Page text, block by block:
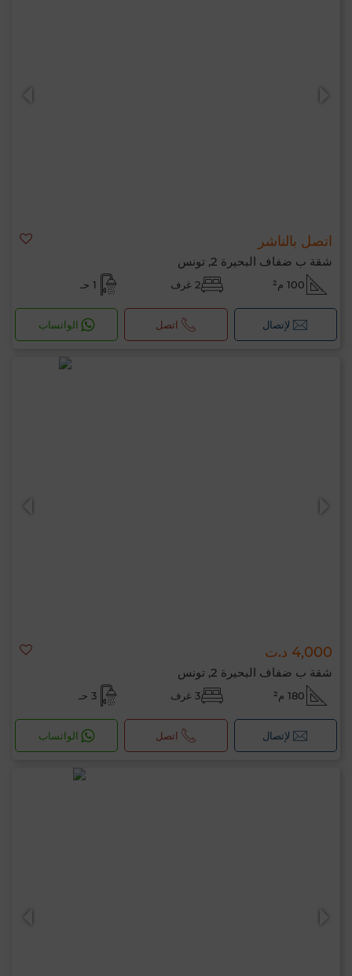
اتصل بالناشر
شقة ب ضفاف البحيرة 2, تونس
100 م² 2 غرف 1 حـ
لإتصال اتصل الواتساب
4,000 د.ت
شقة ب ضفاف البحيرة 2, تونس
180 م² 3 غرف 3 حـ
لإتصال اتصل الواتساب